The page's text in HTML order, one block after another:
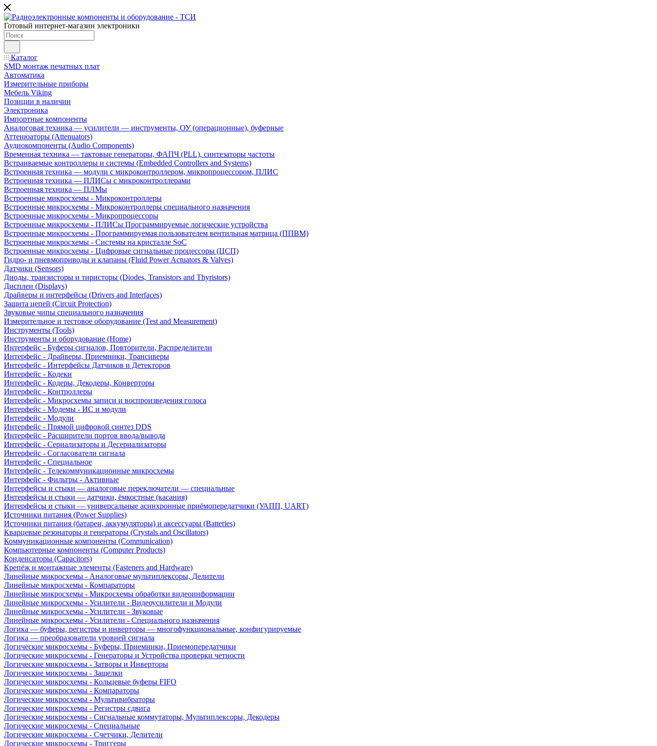
Готовый интернет-магазин электроники
Каталог
SMD монтаж печатных плат
Автоматика
Измерительные приборы
Мебель Viking
Позиции в наличии
Электроника
Импортные компоненты
Аналоговая техника — усилители — инструменты, ОУ (операционные), буферные
Аттенюаторы (Attenuators)
Аудиокомпоненты (Audio Components)
Временна́я техника — тактовые генераторы, ФАПЧ (PLL), синтезаторы частоты
Встраиваемые контроллеры и системы (Embedded Controllers and Systems)
Встроенная техника — модули с микроконтроллером, микропроцессором, ПЛИС
Встроенная техника — ПЛИСы с микроконтроллерами
Встроенная техника — ПЛМы
Встроенные микросхемы - Микроконтроллеры
Встроенные микросхемы - Микроконтроллеры специального назначения
Встроенные микросхемы - Микропроцессоры
Встроенные микросхемы - ПЛИСы Программируемые логические устройства
Встроенные микросхемы - Программируемая пользователем вентильная матрица (ППВМ)
Встроенные микросхемы - Системы на кристалле SoC
Встроенные микросхемы - Цифровые сигнальные процессоры (ЦСП)
Гидро- и пневмоприводы и клапаны (Fluid Power Actuators & Valves)
Датчики (Sensors)
Диоды, транзисторы и тиристоры (Diodes, Transistors and Thyristors)
Дисплеи (Displays)
Драйверы и интерфейсы (Drivers and Interfaces)
Защита цепей (Circuit Protection)
Звуковые чипы специального назначения
Измерительное и тестовое оборудование (Test and Measurement)
Инструменты (Tools)
Инструменты и оборудование (Home)
Интерфейс - Буферы сигналов, Повторители, Распределители
Интерфейс - Драйверы, Приемники, Трансиверы
Интерфейс - Интерфейсы Датчиков и Детекторов
Интерфейс - Кодеки
Интерфейс - Кодеры, Декодеры, Конверторы
Интерфейс - Контроллеры
Интерфейс - Микросхемы записи и воспроизведения голоса
Интерфейс - Модемы - ИС и модули
Интерфейс - Модули
Интерфейс - Прямой цифровой синтез DDS
Интерфейс - Расширители портов ввода/вывода
Интерфейс - Сериализаторы и Десериализаторы
Интерфейс - Согласователи сигнала
Интерфейс - Специальное
Интерфейс - Телекоммуникационные микросхемы
Интерфейс - Фильтры - Активные
Интерфейсы и стыки — аналоговые переключатели — специальные
Интерфейсы и стыки — датчики, ёмкостные (касания)
Интерфейсы и стыки — универсальные асинхронные приёмопередатчики (УАПП, UART)
Источники питания (Power Supplies)
Источники питания (батареи, аккумуляторы) и аксессуары (Batteries)
Кварцевые резонаторы и генераторы (Crystals and Oscillators)
Коммуникационные компоненты (Communication)
Компьютерные компоненты (Computer Products)
Конденсаторы (Capacitors)
Крепёж и монтажные элементы (Fasteners and Hardware)
Линейные микросхемы - Аналоговые мультиплексоры, Делители
Линейные микросхемы - Компараторы
Линейные микросхемы - Микросхемы обработки видеоинформации
Линейные микросхемы - Усилители - Видеоусилители и Модули
Линейные микросхемы - Усилители - Звуковые
Линейные микросхемы - Усилители - Специального назначения
Логика — буферы, регистры и инверторы — многофункциональные, конфигурируемые
Логика — преобразователи уровней сигнала
Логические микросхемы - Буферы, Приемники, Приемопередатчики
Логические микросхемы - Генераторы и Устройства проверки четности
Логические микросхемы - Затворы и Инверторы
Логические микросхемы - Защелки
Логические микросхемы - Кольцевые буферы FIFO
Логические микросхемы - Компараторы
Логические микросхемы - Мультивибраторы
Логические микросхемы - Регистры сдвига
Логические микросхемы - Сигнальные коммутаторы, Мультиплексоры, Декодеры
Логические микросхемы - Специальные
Логические микросхемы - Счетчики, Делители
Логические микросхемы - Триггеры